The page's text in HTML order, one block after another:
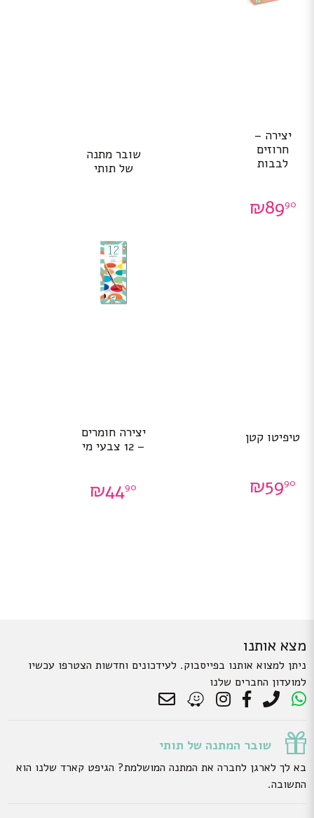
יצירה –
חרוזים
לבבות
₪8990
שובר מתנה
של תותי
טיפיטו קטן
₪5990
יצירה חומרים
– 12 צבעי מי
₪4490
מצא אותנו
ניתן למצוא אותנו בפייסבוק. לעידכונים וחדשות הצטרפו עכשיו
למועדון החברים שלנו
שובר המתנה של תותי
בא לך לארגן לחברה את המתנה המושלמת? הגיפט קארד שלנו הוא
התשובה.